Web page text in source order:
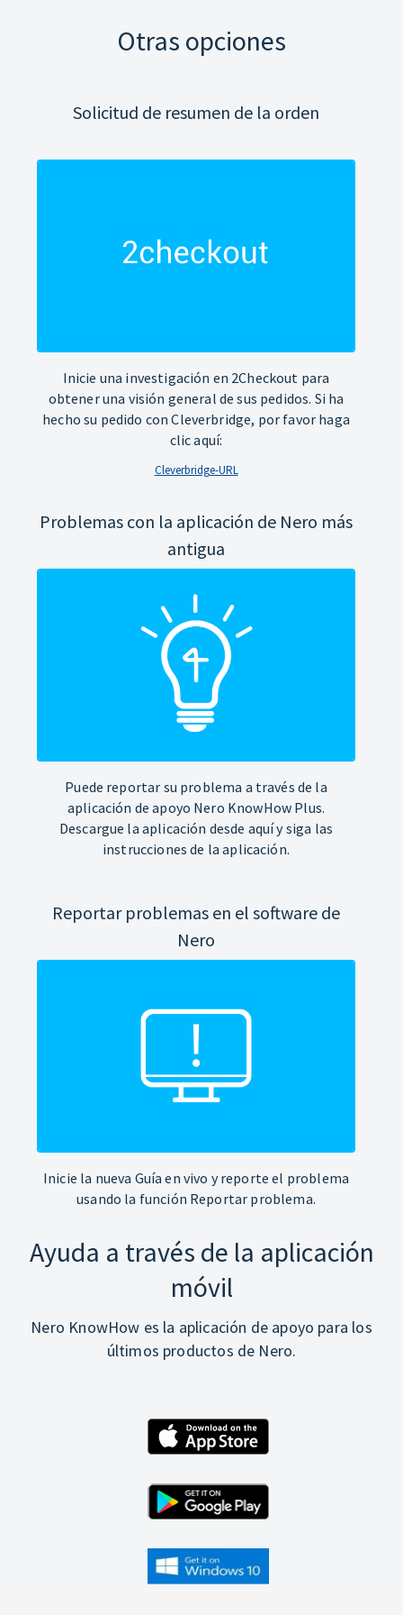
Otras opciones
Solicitud de resumen de la orden
Inicie una investigación en 2Checkout para
obtener una visión general de sus pedidos. Si ha
hecho su pedido con Cleverbridge, por favor haga
clic aquí:
Cleverbridge-URL
Problemas con la aplicación de Nero más
antigua
Puede reportar su problema a través de la
aplicación de apoyo Nero KnowHow Plus.
Descargue la aplicación desde aquí y siga las
instrucciones de la aplicación.
Reportar problemas en el software de
Nero
Inicie la nueva Guía en vivo y reporte el problema
usando la función Reportar problema.
Ayuda a través de la aplicación
móvil
Nero KnowHow es la aplicación de apoyo para los
últimos productos de Nero.